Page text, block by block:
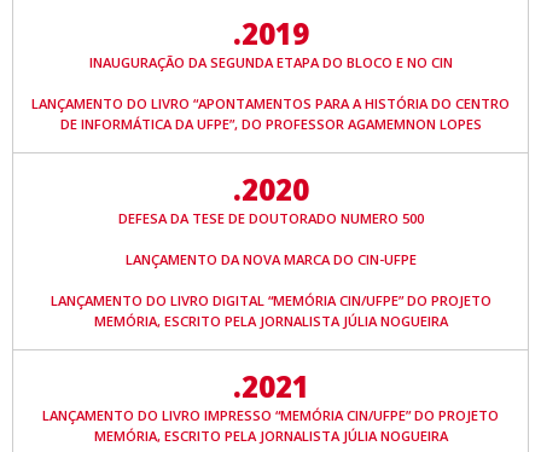
.2019
INAUGURAÇÃO DA SEGUNDA ETAPA DO BLOCO E NO CIN
LANÇAMENTO DO LIVRO “APONTAMENTOS PARA A HISTÓRIA DO CENTRO
DE INFORMÁTICA DA UFPE”, DO PROFESSOR AGAMEMNON LOPES
.2020
DEFESA DA TESE DE DOUTORADO NUMERO 500
LANÇAMENTO DA NOVA MARCA DO CIN-UFPE
LANÇAMENTO DO LIVRO DIGITAL “MEMÓRIA CIN/UFPE” DO PROJETO
MEMÓRIA, ESCRITO PELA JORNALISTA JÚLIA NOGUEIRA
.2021
LANÇAMENTO DO LIVRO IMPRESSO “MEMÓRIA CIN/UFPE” DO PROJETO
MEMÓRIA, ESCRITO PELA JORNALISTA JÚLIA NOGUEIRA